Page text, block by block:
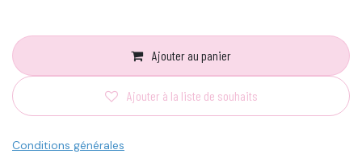
Ajouter au panier
Ajouter à la liste de souhaits
Conditions générales